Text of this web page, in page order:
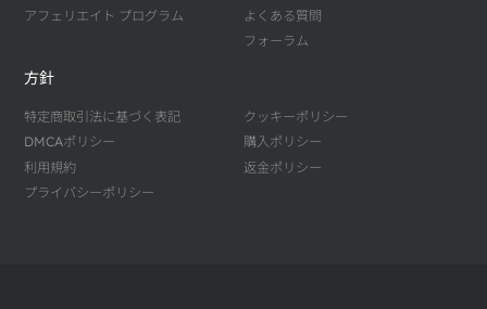
アフェリエイト プログラム
よくある質問
フォーラム
方針
特定商取引法に基づく表記
DMCAポリシー
利用規約
プライバシーポリシー
クッキーポリシー
購入ポリシー
返金ポリシー